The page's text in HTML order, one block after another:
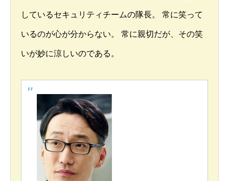
しているセキュリティチームの隊長。 常に笑って
いるのが心が分からない。 常に親切だが、その笑
いが妙に涼しいのである。